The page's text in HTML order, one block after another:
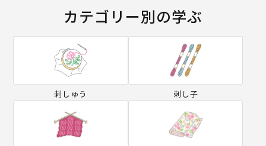
カテゴリー別の学ぶ
刺しゅう 刺し子